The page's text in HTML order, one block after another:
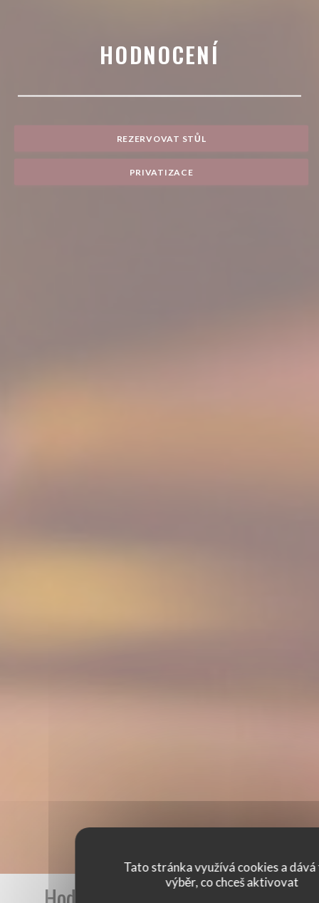
Tato stránka využívá cookies a dává
výběr, co chceš aktivovat
HODNOCENÍ
REZERVOVAT STŮL
PRIVATIZACE